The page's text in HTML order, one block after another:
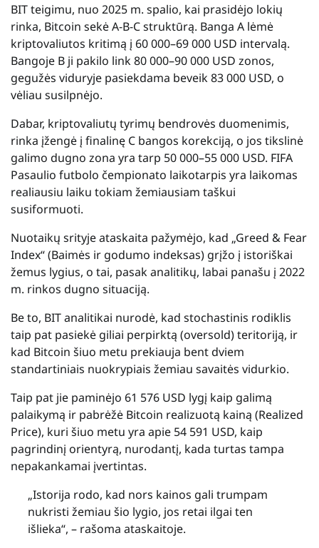
BIT teigimu, nuo 2025 m. spalio, kai prasidėjo lokių
rinka, Bitcoin sekė A-B-C struktūrą. Banga A lėmė
kriptovaliutos kritimą į 60 000–69 000 USD intervalą.
Bangoje B ji pakilo link 80 000–90 000 USD zonos,
gegužės viduryje pasiekdama beveik 83 000 USD, o
vėliau susilpnėjo.
Dabar, kriptovaliutų tyrimų bendrovės duomenimis,
rinka įžengė į finalinę C bangos korekciją, o jos tikslinė
galimo dugno zona yra tarp 50 000–55 000 USD. FIFA
Pasaulio futbolo čempionato laikotarpis yra laikomas
realiausiu laiku tokiam žemiausiam taškui
susiformuoti.
Nuotaikų srityje ataskaita pažymėjo, kad „Greed & Fear
Index“ (Baimės ir godumo indeksas) grįžo į istoriškai
žemus lygius, o tai, pasak analitikų, labai panašu į 2022
m. rinkos dugno situaciją.
Be to, BIT analitikai nurodė, kad stochastinis rodiklis
taip pat pasiekė giliai perpirktą (oversold) teritoriją, ir
kad Bitcoin šiuo metu prekiauja bent dviem
standartiniais nuokrypiais žemiau savaitės vidurkio.
Taip pat jie paminėjo 61 576 USD lygį kaip galimą
palaikymą ir pabrėžė Bitcoin realizuotą kainą (Realized
Price), kuri šiuo metu yra apie 54 591 USD, kaip
pagrindinį orientyrą, nurodantį, kada turtas tampa
nepakankamai įvertintas.
„Istorija rodo, kad nors kainos gali trumpam
nukristi žemiau šio lygio, jos retai ilgai ten
išlieka“, – rašoma ataskaitoje.